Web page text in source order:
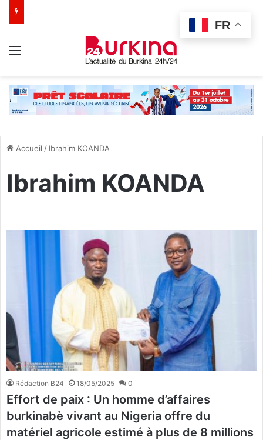
Accueil / Ibrahim KOANDA
Ibrahim KOANDA
Rédaction B24 18/05/2025 0
Effort de paix : Un homme d’affaires
burkinabè vivant au Nigeria offre du
matériel agricole estimé à plus de 8 millions
FR